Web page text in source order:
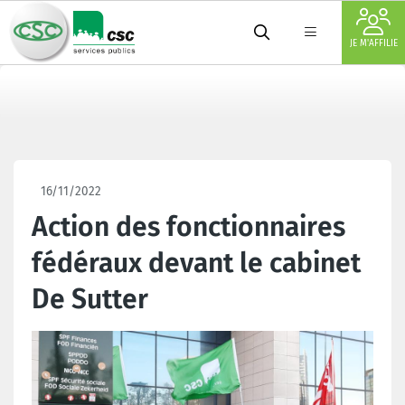
JE M'AFFILIE
16/11/2022
Action des fonctionnaires
fédéraux devant le cabinet
De Sutter